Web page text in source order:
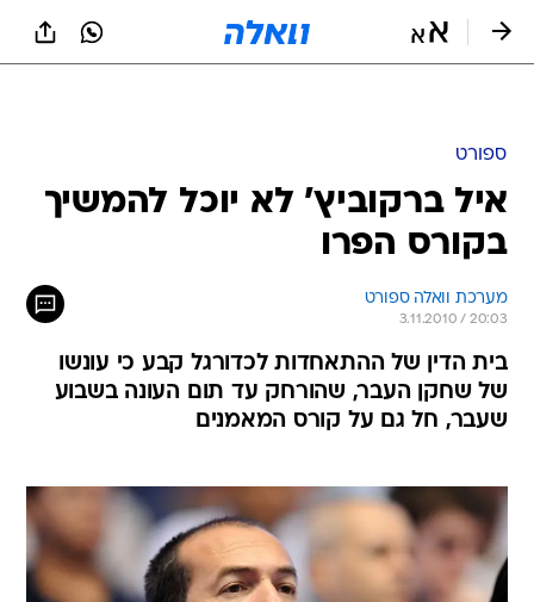
ספורט
איל ברקוביץ' לא יוכל להמשיך
בקורס הפרו
מערכת וואלה ספורט
3.11.2010 / 20:03
בית הדין של ההתאחדות לכדורגל קבע כי עונשו
של שחקן העבר, שהורחק עד תום העונה בשבוע
שעבר, חל גם על קורס המאמנים